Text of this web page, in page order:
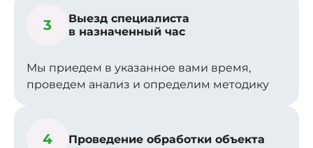
3
Выезд специалиста
в назначенный час
Мы приедем в указанное вами время,
проведем анализ и определим методику
4 Проведение обработки объекта